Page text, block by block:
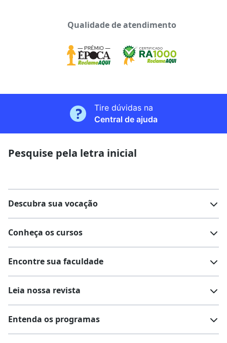
Qualidade de atendimento
Tire dúvidas na
Central de ajuda
Pesquise pela letra inicial
Descubra sua vocação
Conheça os cursos
Cursos técnicos
Encontre sua faculdade
Comunidade Quero
Leia nossa revista
Entenda os programas